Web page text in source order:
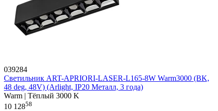
039284
Светильник ART-APRIORI-LASER-L165-8W Warm3000 (BK,
48 deg, 48V) (Arlight, IP20 Металл, 3 года)
Warm | Тёплый 3000 K
10 12858